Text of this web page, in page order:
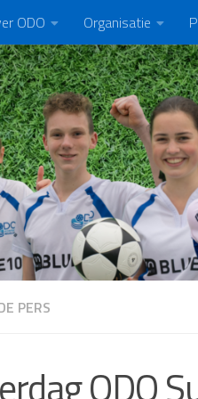
ODO Organisatie
PERS
ODO